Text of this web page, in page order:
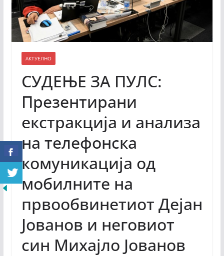
АКТУЕЛНО
СУДЕЊЕ ЗА ПУЛС:
Презентирани
екстракција и анализа
на телефонска
комуникација од
мобилните на
првообвинетиот Дејан
Јованов и неговиот
син Михајло Јованов